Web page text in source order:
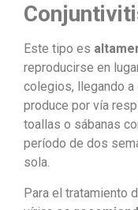
Este tipo es
reproducirse en
colegios, llegando a
produce por vía
toallas o sábanas
período de dos
sola.
Para el tratamiento